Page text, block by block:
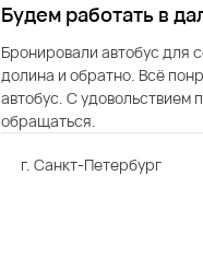
Будем работать в
Бронировали автобус для
долина и обратно. Всё
автобус. С
обращаться.
г. Санкт-Петербург